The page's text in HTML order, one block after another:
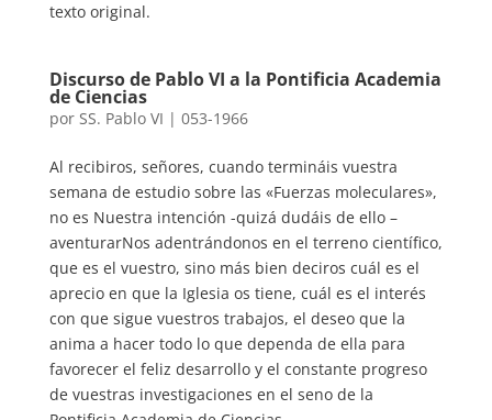
texto original.
Discurso de Pablo VI a la Pontificia Academia
de Ciencias
por SS. Pablo VI | 053-1966
Al recibiros, señores, cuando termináis vuestra
semana de estudio sobre las «Fuerzas moleculares»,
no es Nuestra intención -quizá dudáis de ello –
aventurarNos adentrándonos en el terreno científico,
que es el vuestro, sino más bien deciros cuál es el
aprecio en que la Iglesia os tiene, cuál es el interés
con que sigue vuestros trabajos, el deseo que la
anima a hacer todo lo que dependa de ella para
favorecer el feliz desarrollo y el constante progreso
de vuestras investigaciones en el seno de la